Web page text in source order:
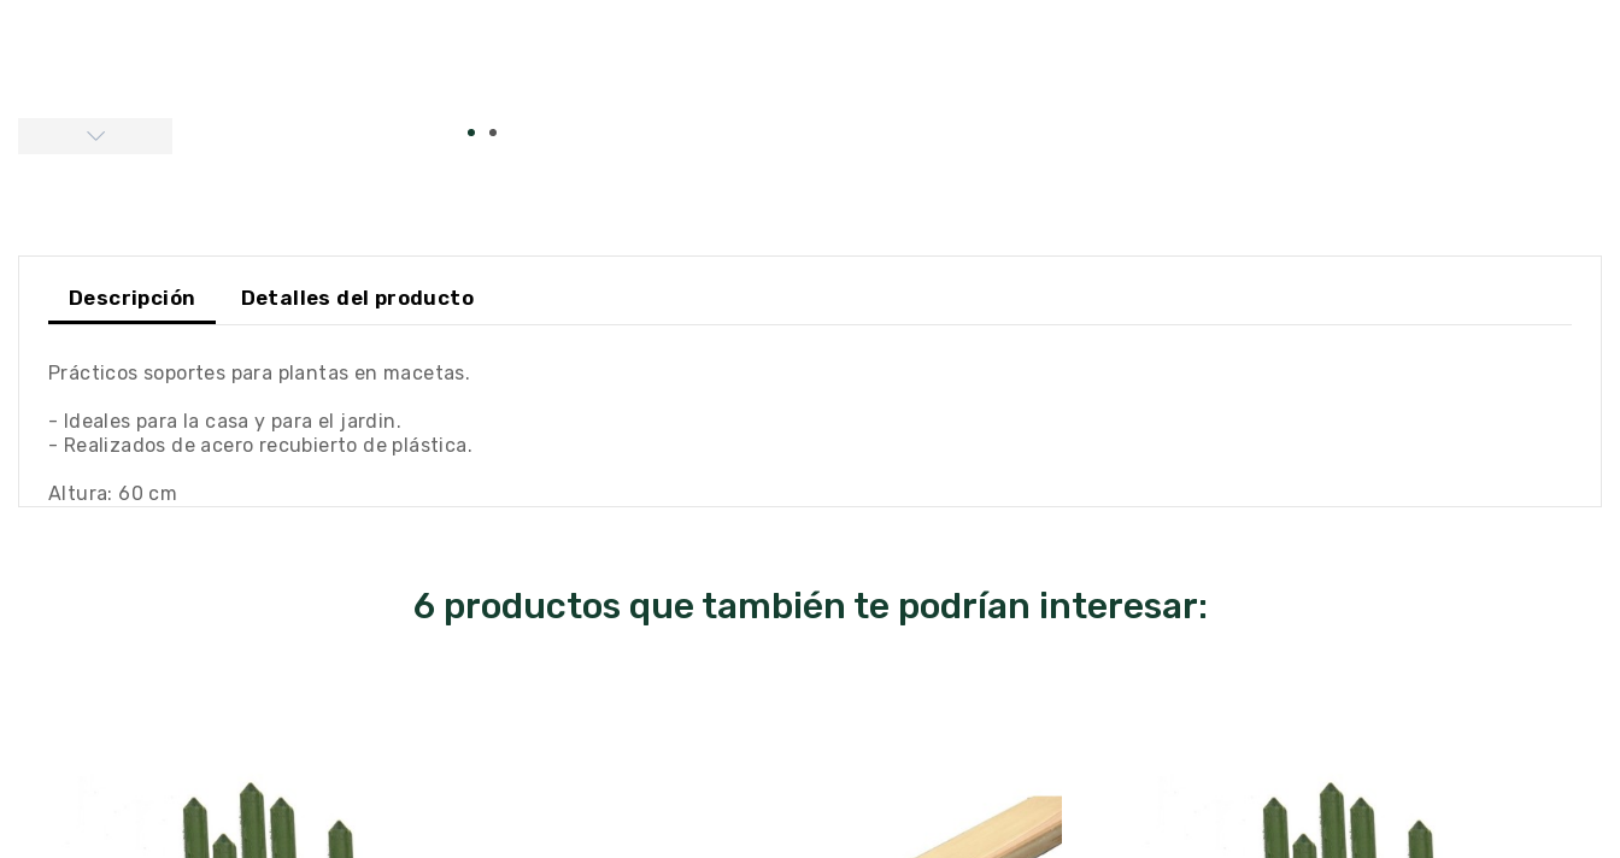
Descripción Detalles del producto
Prácticos soportes para plantas en macetas.
- Ideales para la casa y para el jardin.
- Realizados de acero recubierto de plástica.
Altura: 60 cm
6 productos que también te podrían interesar: